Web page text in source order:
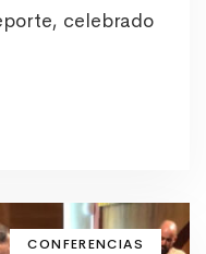
celebrado
CONFERENCIAS